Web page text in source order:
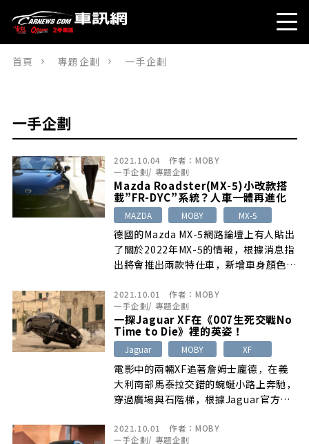
首頁 專題企劃 一手企劃
一手企劃
2021.10.04 作者： MOBY
一手企劃/ 專題企劃
Mazda Roadster(MX-5)小改款搭
載”FR-DYC”系統？人車一體再進化
MAZDA MOBY MX-5
德國的Mazda MX-5網路論壇上有人貼出
了關於2022年MX-5的情報，根據消息指
出將會推出兩款特仕車，新增車身顏色”
FR-DYC系統”以獲得更加優越的駕馭
性，但這個FR-DYC系統究竟是什麼呢？
2021.10.01 作者： MOBY
一手企劃/ 專題企劃
一探Jaguar XF在《007生死交戰No
Time to Die》裡的英姿！
Jaguar MOBY XF
電影中的兩輛XF追著詹姆士龐德，在義
大利南部馬泰拉交錯的蜿蜒小路上奔馳，
穿過廣場與石階梯，根據Jaguar官方表
是多虧了全輪驅動系統的功勞。
2021.10.01 作者： MOBY
一手企劃/ 專題企劃